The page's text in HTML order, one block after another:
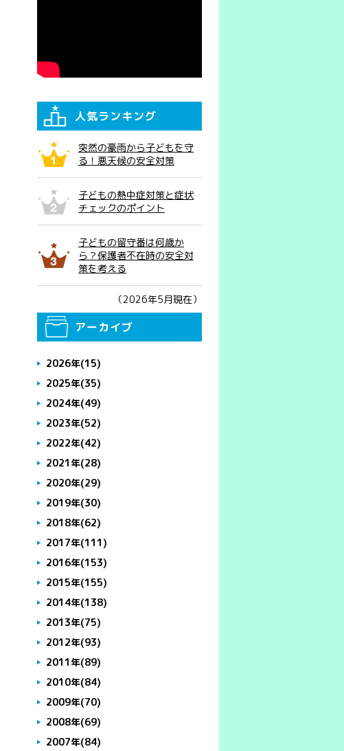
人気ランキング
突然の豪雨から子どもを守
る！悪天候の安全対策
子どもの熱中症対策と症状
チェックのポイント
子どもの留守番は何歳か
ら？保護者不在時の安全対
策を考える
（2026年5月現在）
アーカイブ
2026年(15)
2025年(35)
2024年(49)
2023年(52)
2022年(42)
2021年(28)
2020年(29)
2019年(30)
2018年(62)
2017年(111)
2016年(153)
2015年(155)
2014年(138)
2013年(75)
2012年(93)
2011年(89)
2010年(84)
2009年(70)
2008年(69)
2007年(84)